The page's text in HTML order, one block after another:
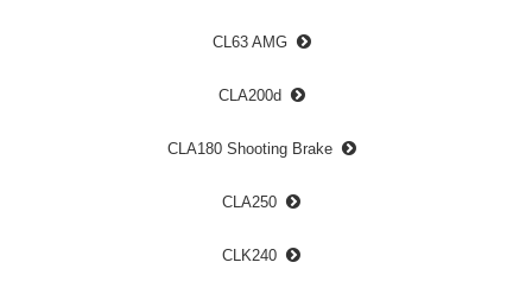
CL63 AMG
CLA200d
CLA180 Shooting Brake
CLA250
CLK240